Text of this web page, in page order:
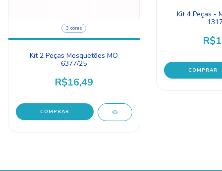
3 cores
Kit 2 Peças Mosquetões MO
6377/25
R$16,49
COMPRAR
Kit 4 Peças -
COMPRAR